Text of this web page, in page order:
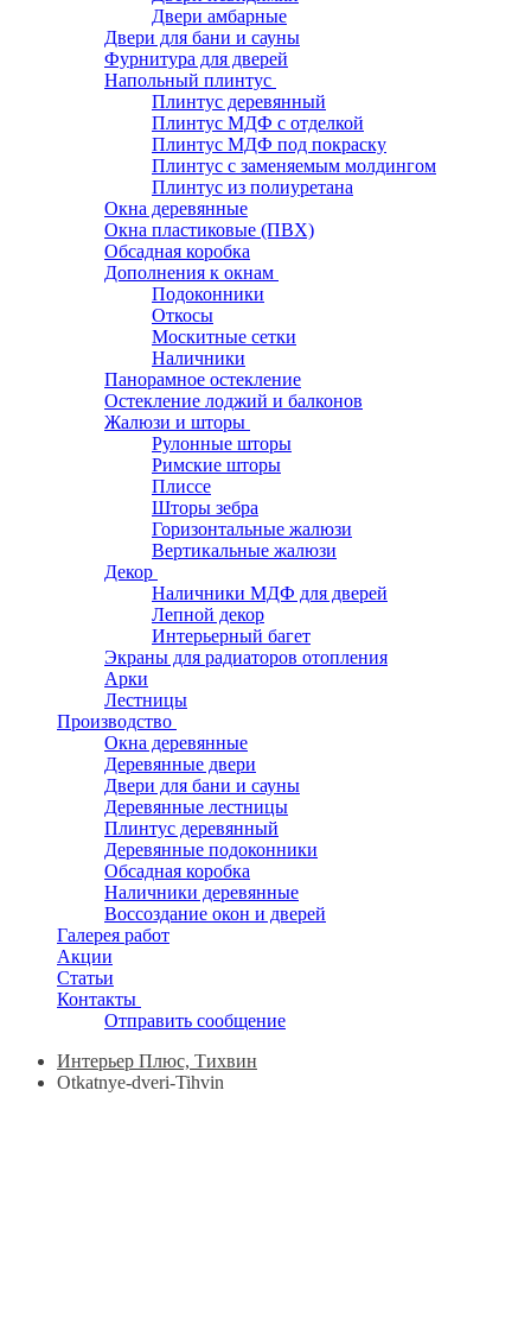
Двери амбарные
Двери для бани и сауны
Фурнитура для дверей
Напольный плинтус
Плинтус деревянный
Плинтус МДФ с отделкой
Плинтус МДФ под покраску
Плинтус с заменяемым молдингом
Плинтус из полиуретана
Окна деревянные
Окна пластиковые (ПВХ)
Обсадная коробка
Дополнения к окнам
Подоконники
Откосы
Москитные сетки
Наличники
Панорамное остекление
Остекление лоджий и балконов
Жалюзи и шторы
Рулонные шторы
Римские шторы
Плиссе
Шторы зебра
Горизонтальные жалюзи
Вертикальные жалюзи
Декор
Наличники МДФ для дверей
Лепной декор
Интерьерный багет
Экраны для радиаторов отопления
Арки
Лестницы
Производство
Окна деревянные
Деревянные двери
Двери для бани и сауны
Деревянные лестницы
Плинтус деревянный
Деревянные подоконники
Обсадная коробка
Наличники деревянные
Воссоздание окон и дверей
Галерея работ
Акции
Статьи
Контакты
Отправить сообщение
Интерьер Плюс, Тихвин
Otkatnye-dveri-Tihvin